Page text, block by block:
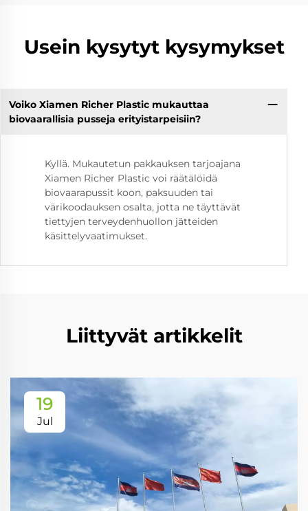
Usein kysytyt kysymykset
Voiko Xiamen Richer Plastic mukauttaa
biovaarallisia pusseja erityistarpeisiin?
Kyllä. Mukautetun pakkauksen tarjoajana
Xiamen Richer Plastic voi räätälöidä
biovaarapussit koon, paksuuden tai
värikoodauksen osalta, jotta ne täyttävät
tiettyjen terveydenhuollon jätteiden
käsittelyvaatimukset.
Liittyvät artikkelit
19
Jul